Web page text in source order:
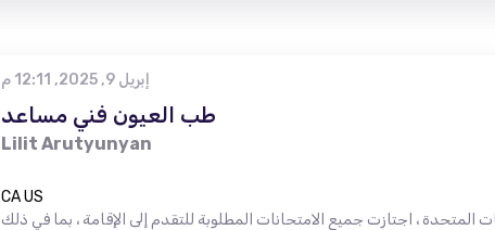
إبريل 9, 2025, 12:11 م
طب العيون فني مساعد
Lilit Arutyunyan
CA US
المتحدة ، اجتازت جميع الامتحانات المطلوبة للتقدم إلى الإقامة ، بما في ذلك